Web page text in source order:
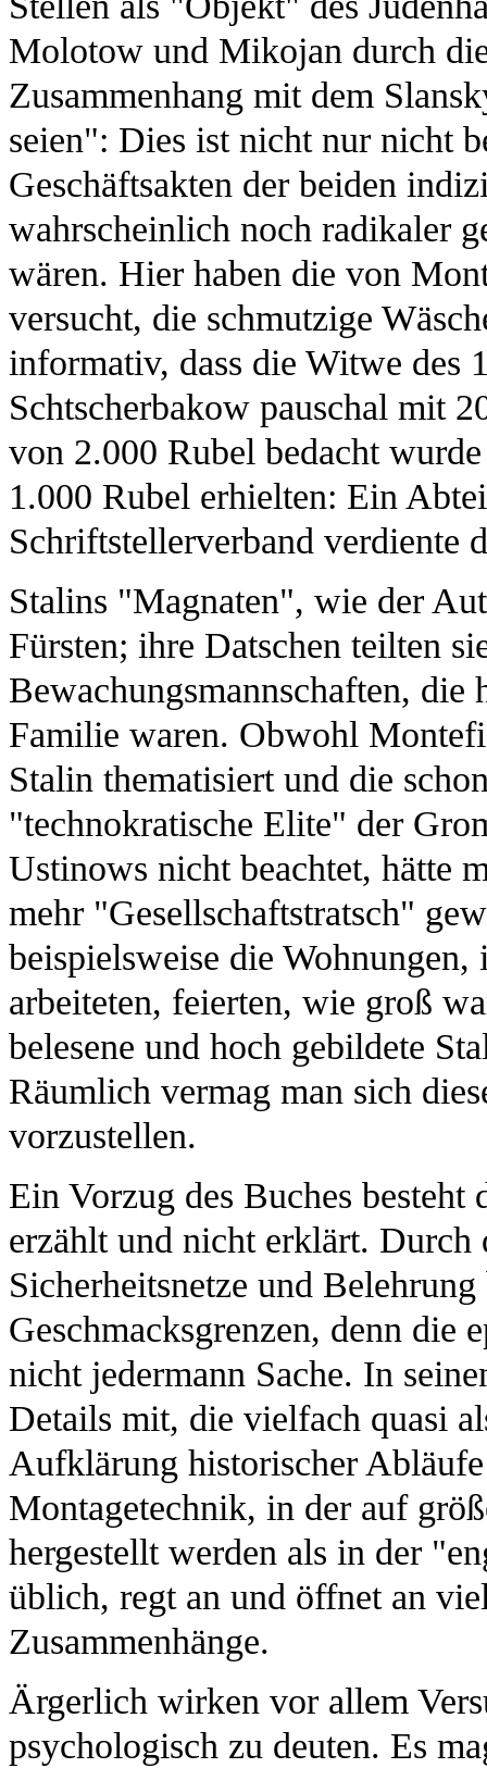
Molotow und Mikojan durch
Zusammenhang mit dem
seien": Dies ist nicht nur nicht
Geschäftsakten der beiden
wahrscheinlich noch radikaler
wären. Hier haben die von
versucht, die schmutzige
informativ, dass die Witwe des
Schtscherbakow pauschal mit
von 2.000 Rubel bedacht
1.000 Rubel erhielten: Ein
Schriftstellerverband verdiente
Stalins "Magnaten", wie der
Fürsten; ihre Datschen teilten
Bewachungsmannschaften,
Familie waren. Obwohl
Stalin thematisiert und die
"technokratische Elite" der
Ustinows nicht beachtet, hätte
mehr "Gesellschaftstratsch"
beispielsweise die
arbeiteten, feierten, wie groß
belesene und hoch gebildete
Räumlich vermag man sich
vorzustellen.
Ein Vorzug des Buches
erzählt und nicht erklärt. Durch
Sicherheitsnetze und
Geschmacksgrenzen, denn die
nicht jedermann Sache. In
Details mit, die vielfach quasi
Aufklärung historischer
Montagetechnik, in der auf
hergestellt werden als in der
üblich, regt an und öffnet an
Zusammenhänge.
Ärgerlich wirken vor allem
psychologisch zu deuten. Es